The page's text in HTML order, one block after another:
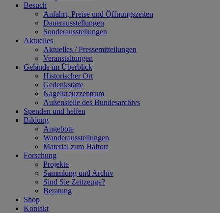
Besuch
Anfahrt, Preise und Öffnungszeiten
Dauerausstellungen
Sonderausstellungen
Aktuelles
Aktuelles / Pressemitteilungen
Veranstaltungen
Gelände im Überblick
Historischer Ort
Gedenkstätte
Nagelkreuzzentrum
Außenstelle des Bundesarchivs
Spenden und helfen
Bildung
Angebote
Wanderausstellungen
Material zum Haftort
Forschung
Projekte
Sammlung und Archiv
Sind Sie Zeitzeuge?
Beratung
Shop
Kontakt